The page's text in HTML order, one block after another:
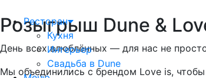
Ресторан
Кухня
Интерьер
Свадьба в Dune
Розыгрыш Dune &
День всех влюблённых — для нас не
Мы объединились с брендом Love is,